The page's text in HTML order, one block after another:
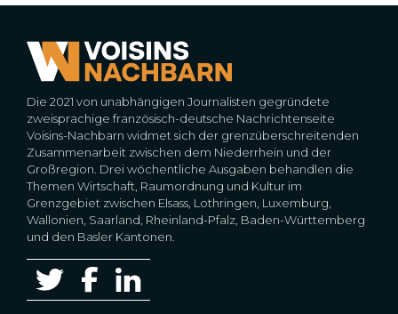
Die 2021 von unabhängigen Journalisten gegründete
zweisprachige französisch-deutsche Nachrichtenseite
Voisins-Nachbarn widmet sich der grenzüberschreitenden
Zusammenarbeit zwischen dem Niederrhein und der
Großregion. Drei wöchentliche Ausgaben behandlen die
Themen Wirtschaft, Raumordnung und Kultur im
Grenzgebiet zwischen Elsass, Lothringen, Luxemburg,
Wallonien, Saarland, Rheinland-Pfalz, Baden-Württemberg
und den Basler Kantonen.